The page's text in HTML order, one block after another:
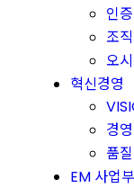
인
조
오
혁신경영
경
품
EM 사업부